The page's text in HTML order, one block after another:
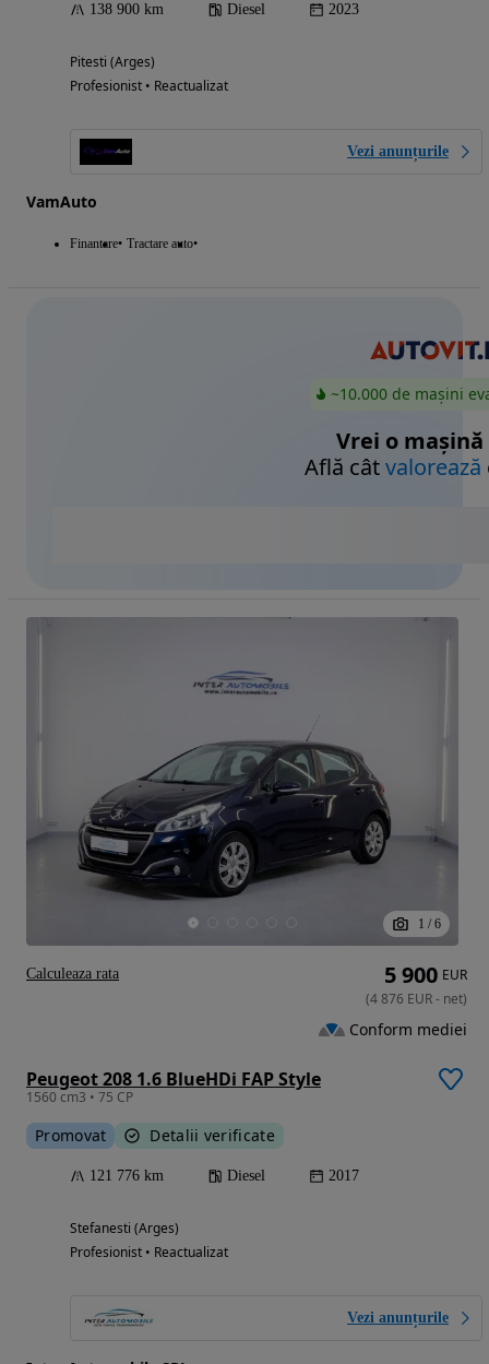
138 900 km Diesel 2023
Pitesti (Arges)
Profesionist • Reactualizat
Vezi anunțurile
VamAuto
Finantare Tractare auto
~10.000 de mașini
Vrei o mașină
Află câtvalorează
1 / 6
Peugeot 208 1.6 BlueHDi FAP Style
1560 cm3 • 75 CP
Promovat Detalii verificate
121 776 km Diesel 2017
Stefanesti (Arges)
Profesionist • Reactualizat
Vezi anunțurile
5 900 EUR
(4 876 EUR- net)
Conform mediei
Calculeaza rata